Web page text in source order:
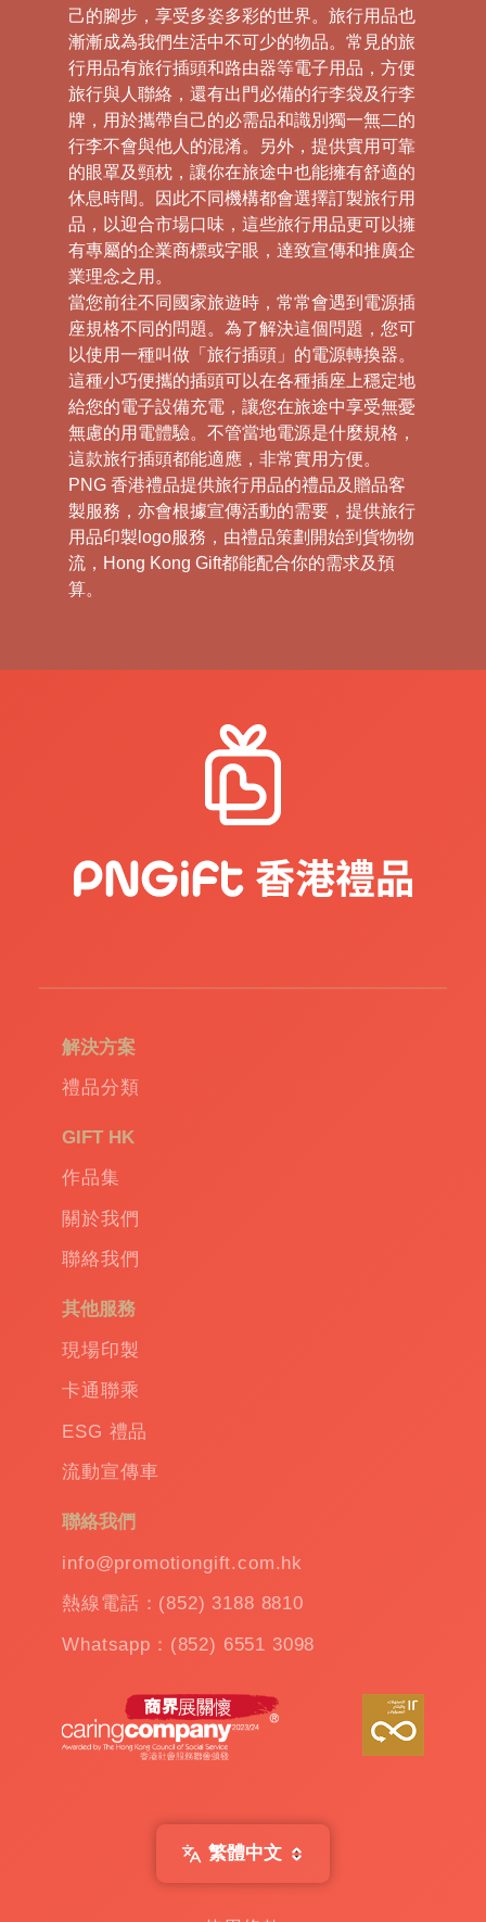
己的腳步，享受多姿多彩的世界。旅行用品也
漸漸成為我們生活中不可少的物品。常見的旅
行用品有旅行插頭和路由器等電子用品，方便
旅行與人聯絡，還有出門必備的行李袋及行李
牌，用於攜帶自己的必需品和識別獨一無二的
行李不會與他人的混淆。另外，提供實用可靠
的眼罩及頸枕，讓你在旅途中也能擁有舒適的
休息時間。因此不同機構都會選擇訂製旅行用
品，以迎合市場口味，這些旅行用品更可以擁
有專屬的企業商標或字眼，達致宣傳和推廣企
業理念之用。
當您前往不同國家旅遊時，常常會遇到電源插
座規格不同的問題。為了解決這個問題，您可
以使用一種叫做「旅行插頭」的電源轉換器。
這種小巧便攜的插頭可以在各種插座上穩定地
給您的電子設備充電，讓您在旅途中享受無憂
無慮的用電體驗。不管當地電源是什麼規格，
這款旅行插頭都能適應，非常實用方便。
PNG 香港禮品提供旅行用品的禮品及贈品客
製服務，亦會根據宣傳活動的需要，提供旅行
用品印製logo服務，由禮品策劃開始到貨物物
流，Hong Kong Gift都能配合你的需求及預
算。
解決方案
禮品分類
GIFT HK
作品集
關於我們
聯絡我們
其他服務
現場印製
卡通聯乘
ESG 禮品
流動宣傳車
聯絡我們
info@promotiongift.com.hk
熱線電話：(852) 3188 8810
Whatsapp：(852) 6551 3098
繁體中文